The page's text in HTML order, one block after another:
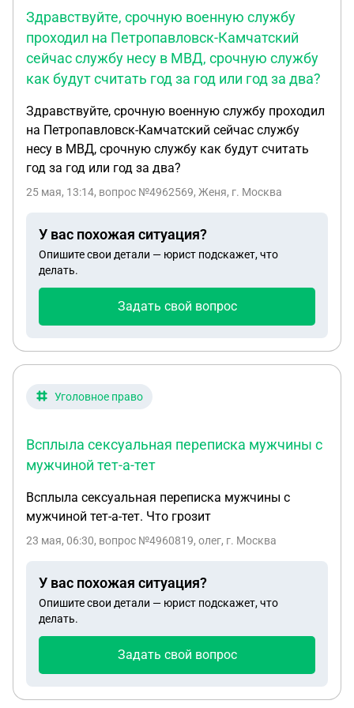
других студентов - они в него, скорее всего, не
уложатся, к тому же, насколько я знаю, возврат
должен осуществляться в течение 10 рабочих
дней (поправьте, если не прав), соответственно
уложиться в этот установленный законом срок.
Ответили, что по условиям договора электронные
обращения не принимают :) И вот главный
вопрос: могу ли я нанять юриста, дать
доверенность, и, соответственно, требовать
неправильно), проценты за пользование
деньгами, 50% штрафа от присужденной суммы и
оплату юриста? Оставлять это просто так не хочу
и кушать завтраки этой конторы тоже
Здравствуйте, срочную военную службу
проходил на Петропавловск-Камчатский
сейчас службу несу в МВД, срочную службу
как будут считать год за год или год за два?
Здравствуйте, срочную военную службу проходил
на Петропавловск-Камчатский сейчас службу
несу в МВД, срочную службу как будут считать
год за год или год за два?
25 мая, 13:14, вопрос №4962569, Женя, г. Москва
У вас похожая ситуация?
Опишите свои детали — юрист подскажет, что
делать.
Задать свой вопрос
Уголовное право
Всплыла сексуальная переписка мужчины с
мужчиной тет-а-тет
Всплыла сексуальная переписка мужчины с
мужчиной тет-а-тет. Что грозит
23 мая, 06:30, вопрос №4960819, олег, г. Москва
У вас похожая ситуация?
Опишите свои детали — юрист подскажет, что
делать.
Задать свой вопрос